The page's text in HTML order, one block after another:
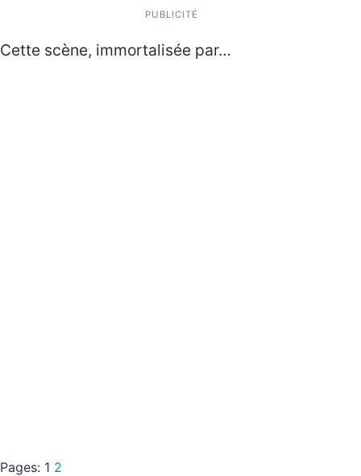
PUBLICITÉ
Cette scène, immortalisée par…
Pages: 1 2